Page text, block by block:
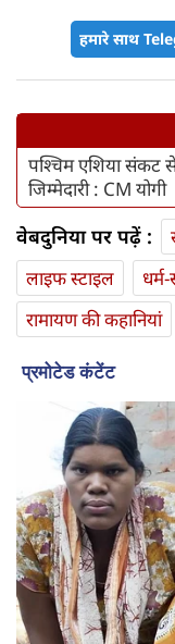
हमारे साथ
पश्चिम एशिया संकट
जिम्मेदारी : CM योगी
वेबदुनिया पर पढ़ें :
लाइफ स्‍टाइल
रामायण की कहानियां